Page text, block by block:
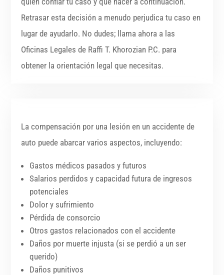
Retrasar esta decisión a menudo perjudica tu caso en
lugar de ayudarlo. No dudes; llama ahora a las
Oficinas Legales de Raffi T. Khorozian P.C. para
obtener la orientación legal que necesitas.
La compensación por una lesión en un accidente de
auto puede abarcar varios aspectos, incluyendo:
Gastos médicos pasados y futuros
Salarios perdidos y capacidad futura de ingresos
potenciales
Dolor y sufrimiento
Pérdida de consorcio
Otros gastos relacionados con el accidente
Daños por muerte injusta (si se perdió a un ser
querido)
Daños punitivos